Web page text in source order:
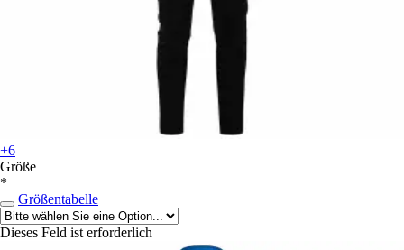
+6
Größe
*
Größentabelle
Dieses Feld ist erforderlich